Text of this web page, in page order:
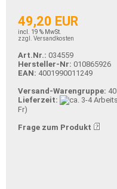
49,20 EUR
incl. 19 % MwSt.
zzgl. Versandkosten
Art.Nr.: 034559
Hersteller-Nr: 010865926
EAN: 4001990011249
Versand-Warengruppe: 40
Lieferzeit:
Fr)
Frage zum Produkt